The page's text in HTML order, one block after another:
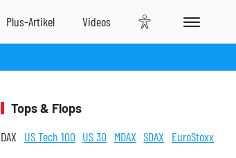
Tops & Flops
DAX US Tech 100 US 30 MDAX SDAX EuroStoxx